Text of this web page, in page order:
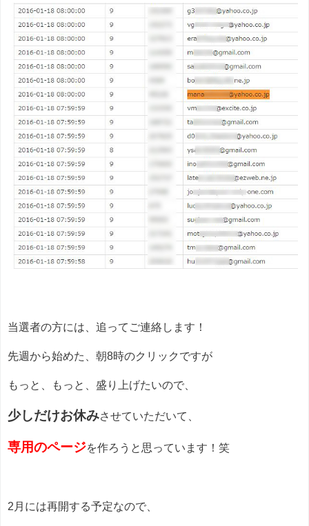
当選者の方には、追ってご連絡します！
先週から始めた、朝8時のクリックですが
もっと、もっと、盛り上げたいので、
少しだけお休みさせていただいて、
専用のページを作ろうと思っています！笑
2月には再開する予定なので、